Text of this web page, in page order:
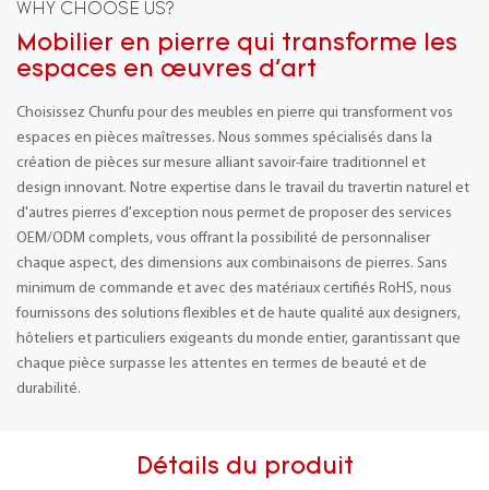
WHY CHOOSE US?
Mobilier en pierre qui transforme les
espaces en œuvres d'art
Choisissez Chunfu pour des meubles en pierre qui transforment vos
espaces en pièces maîtresses. Nous sommes spécialisés dans la
création de pièces sur mesure alliant savoir-faire traditionnel et
design innovant. Notre expertise dans le travail du travertin naturel et
d'autres pierres d'exception nous permet de proposer des services
OEM/ODM complets, vous offrant la possibilité de personnaliser
chaque aspect, des dimensions aux combinaisons de pierres. Sans
minimum de commande et avec des matériaux certifiés RoHS, nous
fournissons des solutions flexibles et de haute qualité aux designers,
hôteliers et particuliers exigeants du monde entier, garantissant que
chaque pièce surpasse les attentes en termes de beauté et de
durabilité.
Détails du produit